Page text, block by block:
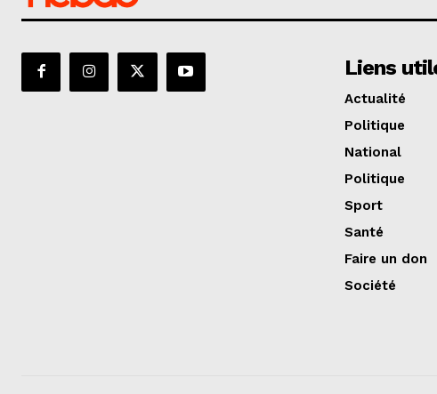
Liens
Actualité
Politique
National
Politique
Sport
Santé
Faire un don
Société